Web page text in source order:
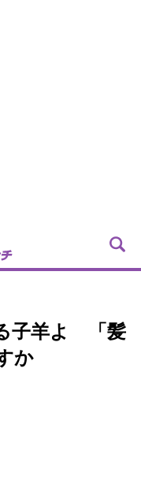
子羊よ 「髪
か